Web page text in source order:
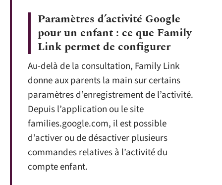
Paramètres d’activité Google
pour un enfant : ce que Family
Link permet de configurer
Au-delà de la consultation, Family Link
donne aux parents la main sur certains
paramètres d’enregistrement de l’activité.
Depuis l’application ou le site
families.google.com, il est possible
d’activer ou de désactiver plusieurs
commandes relatives à l’activité du
compte enfant.